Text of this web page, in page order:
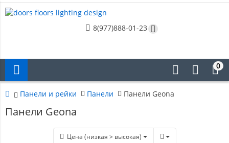
8(977)888-01-23
0
Панели и рейки Панели Панели Geona
Панели Geona
Цена (низкая > высокая)